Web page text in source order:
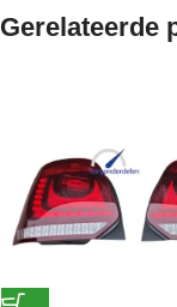
Gerelateerde